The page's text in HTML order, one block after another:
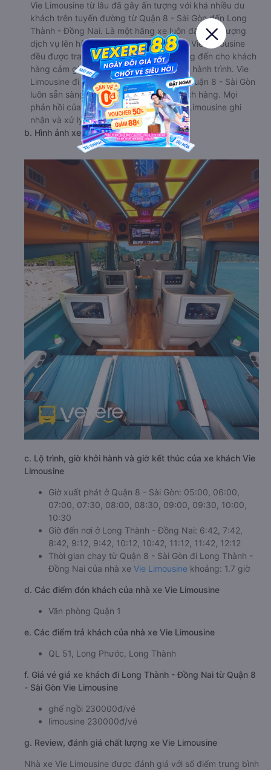
Vie Limousine từ lâu đã gây ấn tượng với khá nhiều du
khách trên tuyến đường từ Quận 8 - Sài Gòn đến Long
Thành - Đồng Nai. Là một hãng xe luôn đặt chất lượng
dịch vụ lên hàng đầu, dàn xe khách của Vie Limousine
đều được trang bị đầy đủ tiện nghi, mang đến cho khách
hàng cảm giác thoải mái nhất trong suốt hành trình. Vie
Limousine đi Long Thành - Đồng Nai từ Quận 8 - Sài Gòn
luôn sẵn sàng lắng nghe ý kiến của khách hàng. Mọi
phản hồi của khách hàng đều được Vie Limousine ghi
nhận và xử lý một cách kịp thời.
b. Hình ảnh xe Vie Limousine
c. Lộ trình, giờ khởi hành và giờ kết thúc của xe khách Vie
Limousine
Giờ xuất phát ở Quận 8 - Sài Gòn: 05:00, 06:00,
07:00, 07:30, 08:00, 08:30, 09:00, 09:30, 10:00,
10:30
Giờ đến nơi ở Long Thành - Đồng Nai: 6:42, 7:42,
8:42, 9:12, 9:42, 10:12, 10:42, 11:12, 11:42, 12:12
Thời gian chạy từ Quận 8 - Sài Gòn đi Long Thành -
Đồng Nai của nhà xe Vie Limousine khoảng: 1.7 giờ
d. Các điểm đón khách của nhà xe Vie Limousine
Văn phòng Quận 1
e. Các điểm trả khách của nhà xe Vie Limousine
QL 51, Long Phước, Long Thành
f. Giá vé giá xe khách đi Long Thành - Đồng Nai từ Quận 8
- Sài Gòn Vie Limousine
ghế ngồi 230000đ/vé
limousine 230000đ/vé
g. Review, đánh giá chất lượng xe Vie Limousine
Nhà xe Vie Limousine được đánh giá với số điểm trung bình